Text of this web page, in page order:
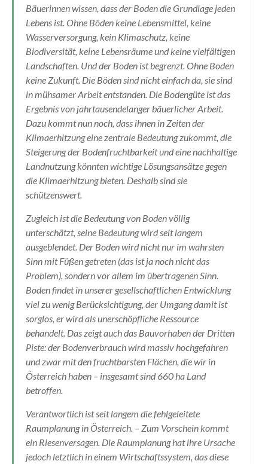
Bäuerinnen wissen, dass der Boden die Grundlage jeden
Lebens ist. Ohne Böden keine Lebensmittel, keine
Wasserversorgung, kein Klimaschutz, keine
Biodiversität, keine Lebensräume und keine vielfältigen
Landschaften. Und der Boden ist begrenzt. Ohne Boden
keine Zukunft. Die Böden sind nicht einfach da, sie sind
in mühsamer Arbeit entstanden. Die Bodengüte ist das
Ergebnis von jahrtausendelanger bäuerlicher Arbeit.
Dazu kommt nun noch, dass ihnen in Zeiten der
Klimaerhitzung eine zentrale Bedeutung zukommt, die
Steigerung der Bodenfruchtbarkeit und eine nachhaltige
Landnutzung könnten wichtige Lösungsansätze gegen
die Klimaerhitzung bieten. Deshalb sind sie
schützenswert.
Zugleich ist die Bedeutung von Boden völlig
unterschätzt, seine Bedeutung wird seit langem
ausgeblendet. Der Boden wird nicht nur im wahrsten
Sinn mit Füßen getreten (das ist ja noch nicht das
Problem), sondern vor allem im übertragenen Sinn.
Boden findet in unserer gesellschaftlichen Entwicklung
viel zu wenig Berücksichtigung, der Umgang damit ist
sorglos, er wird als unerschöpfliche Ressource
behandelt. Das zeigt auch das Bauvorhaben der Dritten
Piste: der Bodenverbrauch wird massiv hochgefahren
und zwar mit den fruchtbarsten Flächen, die wir in
Österreich haben – insgesamt sind 660 ha Land
betroffen.
Verantwortlich ist seit langem die fehlgeleitete
Raumplanung in Österreich. – Zum Vorschein kommt
ein Riesenversagen. Die Raumplanung hat ihre Ursache
jedoch letztlich in einem Wirtschaftssystem, das diese